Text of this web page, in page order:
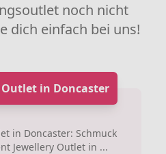
noch nicht
dich einfach bei uns!
Outlet in Doncaster
in Doncaster: Schmuck
Jewellery Outlet in ...